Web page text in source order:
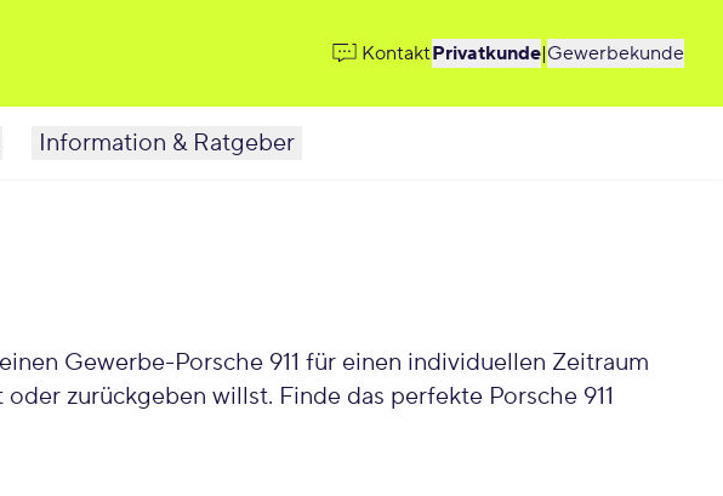
KontaktPrivatkunde|Gewerbekunde
Information & Ratgeber
zurückgeben willst. Finde das perfekte Porsche 911